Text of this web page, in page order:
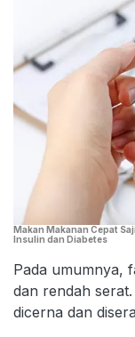
Makan Makanan Cepat
Insulin dan Diabetes
Pada umumnya,
dan rendah
dicerna dan